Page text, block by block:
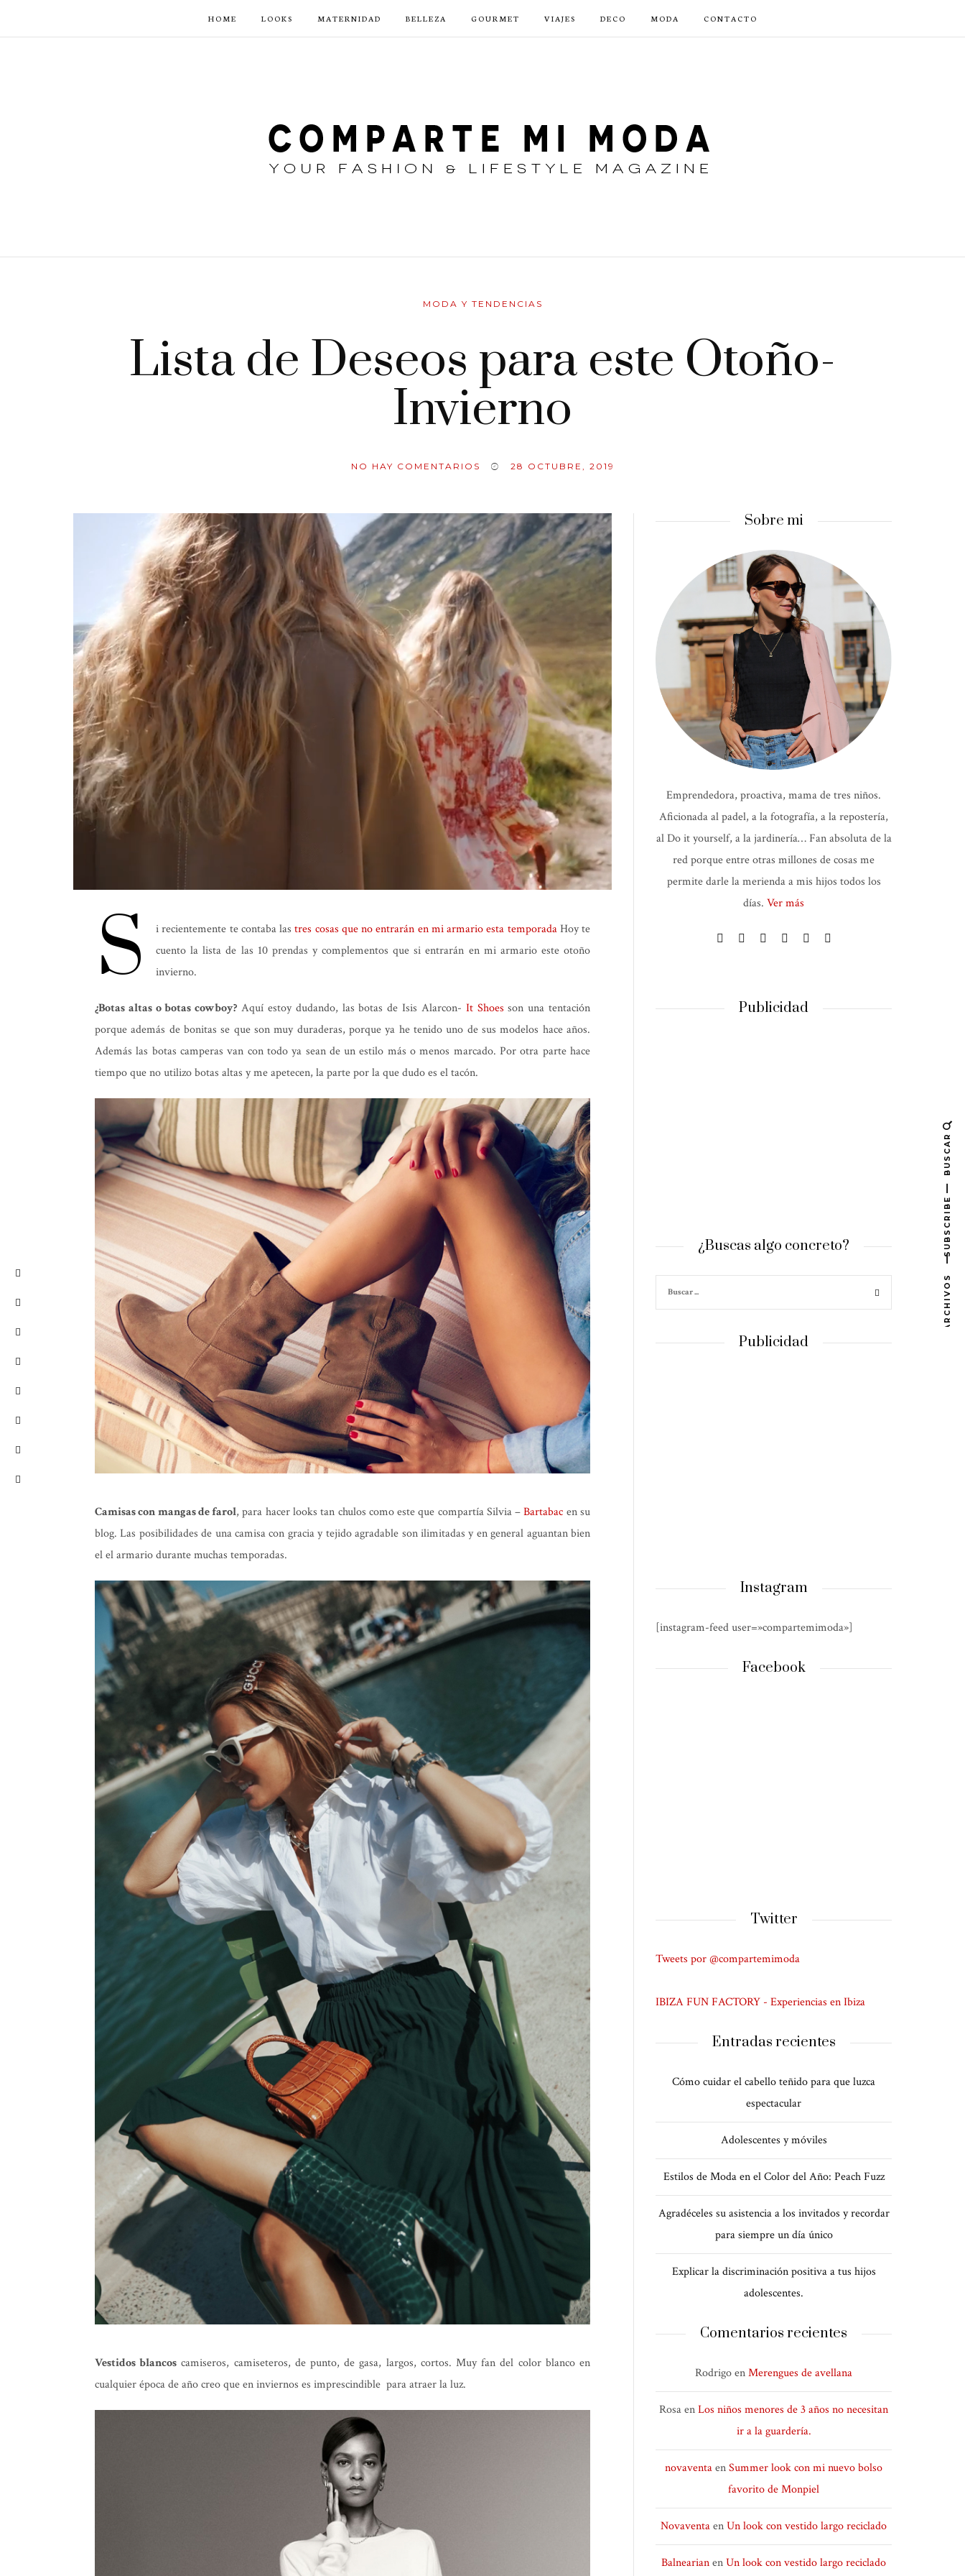
HOME LOOKS MATERNIDAD BELLEZA GOURMET VIAJES DECO MODA CONTACTO
MODA Y TENDENCIAS
Lista de Deseos para este Otoño-
Invierno
NO HAY COMENTARIOS 28 OCTUBRE, 2019
S i recientemente te contaba lastres cosas que no entrarán en mi armario esta temporadaHoy te
cuento la lista de las 10 prendas y complementos que si entrarán en mi armario este otoño
invierno.
¿Botas altas o botas cowboy? Aquí estoy dudando, las botas de Isis Alarcon- It Shoes son una tentación
porque además de bonitas se que son muy duraderas, porque ya he tenido uno de sus modelos hace años.
Además las botas camperas van con todo ya sean de un estilo más o menos marcado. Por otra parte hace
tiempo que no utilizo botas altas y me apetecen, la parte por la que dudo es el tacón.
Camisas con mangas de farol, para hacer looks tan chulos como este que compartía Silvia –Bartabac en su
blog. Las posibilidades de una camisa con gracia y tejido agradable son ilimitadas y en general aguantan bien
el el armario durante muchas temporadas.
Vestidos blancos camiseros, camiseteros, de punto, de gasa, largos, cortos. Muy fan del color blanco en
cualquier época de año creo que en inviernos es imprescindible para atraer la luz.
Sobre mi
Emprendedora, proactiva, mama de tres niños.
Aficionada al padel, a la fotografía, a la repostería,
al Do it yourself, a la jardinería… Fan absoluta de la
red porque entre otras millones de cosas me
permite darle la merienda a mis hijos todos los
días. Ver más
Publicidad
¿Buscas algo concreto?
Publicidad
Instagram
[instagram-feed user=»compartemimoda»]
Facebook
Twitter
Tweets por @compartemimoda
IBIZA FUN FACTORY - Experiencias en Ibiza
Entradas recientes
Cómo cuidar el cabello teñido para que luzca
espectacular
Adolescentes y móviles
Estilos de Moda en el Color del Año: Peach Fuzz
Agradéceles su asistencia a los invitados y recordar
para siempre un día único
Explicar la discriminación positiva a tus hijos
adolescentes.
Comentarios recientes
RodrigoenMerengues de avellana
RosaenLos niños menores de 3 años no necesitan
ir a la guardería.
novaventaenSummer look con mi nuevo bolso
favorito de Monpiel
NovaventaenUn look con vestido largo reciclado
BalnearianenUn look con vestido largo reciclado
BUSCAR
SUBSCRIBE
ARCHIVOS